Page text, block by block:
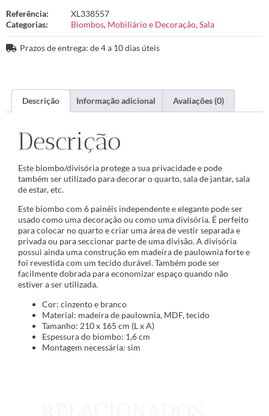
Referência:
XL338557
Categorias:
Biombos, Mobiliário e Decoração,Sala
Prazos de entrega: de 4 a 10 dias úteis
Descrição Informação adicional Avaliações (0)
Descrição
Este biombo/divisória protege a sua privacidade e pode
também ser utilizado para decorar o quarto, sala de jantar, sala
de estar, etc.
Este biombo com 6 painéis independente e elegante pode ser
usado como uma decoração ou como uma divisória. É perfeito
para colocar no quarto e criar uma área de vestir separada e
privada ou para seccionar parte de uma divisão. A divisória
possui ainda uma construção em madeira de paulownia forte e
foi revestida com um tecido durável. Também pode ser
facilmente dobrada para economizar espaço quando não
estiver a ser utilizada.
Cor: cinzento e branco
Material: madeira de paulownia, MDF, tecido
Tamanho: 210 x 165 cm (L x A)
Espessura do biombo: 1,6 cm
Montagem necessária: sim